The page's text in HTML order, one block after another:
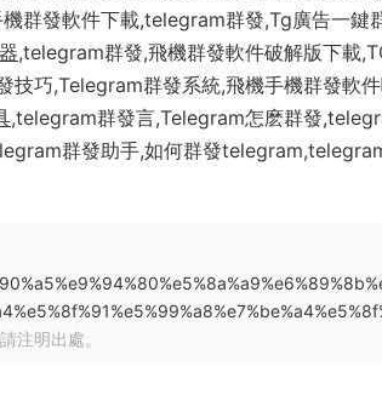
群發軟件下載,telegram群發,Tg廣告一鍵
,telegram群發,飛機群發軟件破解版下載
巧,Telegram群發系統,飛機手機群發軟
,telegram群發言,Telegram怎麽群發
群發助手,如何群發
注明出處。